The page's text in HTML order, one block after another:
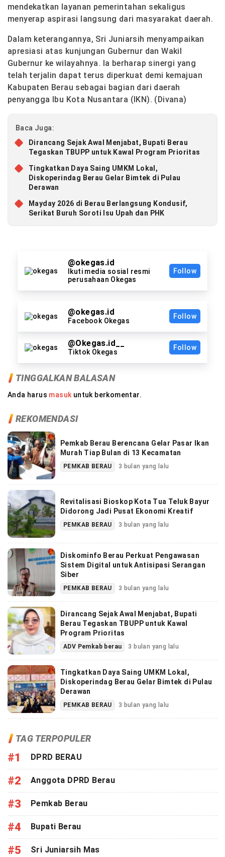
mendekatkan layanan pemerintahan sekaligus
menyerap aspirasi langsung dari masyarakat daerah.
Dalam keterangannya, Sri Juniarsih menyampaikan
apresiasi atas kunjungan Gubernur dan Wakil
Gubernur ke wilayahnya. Ia berharap sinergi yang
telah terjalin dapat terus diperkuat demi kemajuan
Kabupaten Berau sebagai bagian dari daerah
penyangga Ibu Kota Nusantara (IKN). (Divana)
Baca Juga:
Dirancang Sejak Awal Menjabat, Bupati Berau
Tegaskan TBUPP untuk Kawal Program Prioritas
Tingkatkan Daya Saing UMKM Lokal,
Diskoperindag Berau Gelar Bimtek di Pulau
Derawan
Mayday 2026 di Berau Berlangsung Kondusif,
Serikat Buruh Soroti Isu Upah dan PHK
@okegas.id
Ikuti media sosial resmi
perusahaan Okegas
Follow
@okegas.id
Facebook Okegas
Follow
@Okegas.id__
Tiktok Okegas
Follow
TINGGALKAN BALASAN
Anda harus masuk untuk berkomentar.
REKOMENDASI
Pemkab Berau Berencana Gelar Pasar Ikan
Murah Tiap Bulan di 13 Kecamatan
PEMKAB BERAU 3 bulan yang lalu
Revitalisasi Bioskop Kota Tua Teluk Bayur
Didorong Jadi Pusat Ekonomi Kreatif
PEMKAB BERAU 3 bulan yang lalu
Diskominfo Berau Perkuat Pengawasan
Sistem Digital untuk Antisipasi Serangan
Siber
PEMKAB BERAU 3 bulan yang lalu
Dirancang Sejak Awal Menjabat, Bupati
Berau Tegaskan TBUPP untuk Kawal
Program Prioritas
ADV Pemkab berau 3 bulan yang lalu
Tingkatkan Daya Saing UMKM Lokal,
Diskoperindag Berau Gelar Bimtek di Pulau
Derawan
PEMKAB BERAU 3 bulan yang lalu
TAG TERPOPULER
#1 DPRD BERAU
#2 Anggota DPRD Berau
#3 Pemkab Berau
#4 Bupati Berau
#5 Sri Juniarsih Mas